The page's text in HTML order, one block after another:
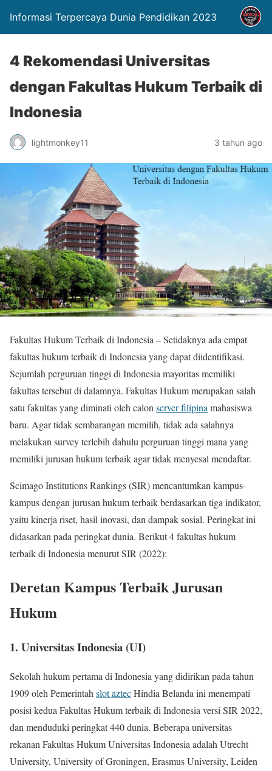
Informasi Terpercaya Dunia Pendidikan 2023
4 Rekomendasi Universitas
dengan Fakultas Hukum Terbaik di
Indonesia
lightmonkey11 3 tahun ago
Fakultas Hukum Terbaik di Indonesia – Setidaknya ada empat
fakultas hukum terbaik di Indonesia yang dapat diidentifikasi.
Sejumlah perguruan tinggi di Indonesia mayoritas memiliki
fakultas tersebut di dalamnya. Fakultas Hukum merupakan salah
satu fakultas yang diminati oleh calon server filipina mahasiswa
baru. Agar tidak sembarangan memilih, tidak ada salahnya
melakukan survey terlebih dahulu perguruan tinggi mana yang
memiliki jurusan hukum terbaik agar tidak menyesal mendaftar.
Scimago Institutions Rankings (SIR) mencantumkan kampus-
kampus dengan jurusan hukum terbaik berdasarkan tiga indikator,
yaitu kinerja riset, hasil inovasi, dan dampak sosial. Peringkat ini
didasarkan pada peringkat dunia. Berikut 4 fakultas hukum
terbaik di Indonesia menurut SIR (2022):
Deretan Kampus Terbaik Jurusan
Hukum
1. Universitas Indonesia (UI)
Sekolah hukum pertama di Indonesia yang didirikan pada tahun
1909 oleh Pemerintahslot aztecHindia Belanda ini menempati
posisi kedua Fakultas Hukum terbaik di Indonesia versi SIR 2022,
dan menduduki peringkat 440 dunia. Beberapa universitas
rekanan Fakultas Hukum Universitas Indonesia adalah Utrecht
University, University of Groningen, Erasmus University, Leiden